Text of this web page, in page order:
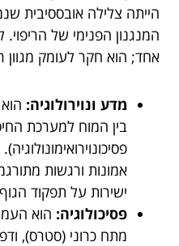
הייתה צלילה אובססיבית
המנגנון הפנימי של
אחד; הוא חקר לעומק מגוון
מדע ונוירולוגיה:
בין המוח למערכת
אמונות ורגשות
ישירות על תפקוד
פסיכולוגיה: הוא
מתח כרוני (סטרס),